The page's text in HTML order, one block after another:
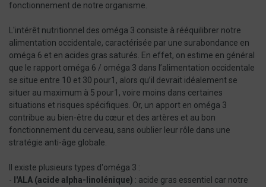
fonctionnement de notre organisme.
L'intérêt nutritionnel des oméga 3 consiste à rééquilibrer notre
alimentation occidentale, caractérisée par une surabondance en
oméga 6 et en acides gras saturés. En effet, on estime en général
que le rapport oméga 6 / oméga 3 dans l’alimentation occidentale
se situe entre 10 et 30 pour1, alors qu’il devrait idéalement se
situer au maximum à 5 pour1, voire moins dans certaines
situations et risques spécifiques. Or, un apport en oméga 3
contribue au bien-être du cœur et des artères et au bon
fonctionnement du cerveau, sans oublier leur rôle dans une
stratégie anti-âge globale.
Il existe plusieurs types d'oméga 3 :
- l'ALA (acide alpha-linolénique) : acide gras essentiel car notre